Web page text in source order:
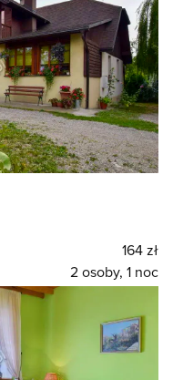
164 zł
2 osoby, 1 noc